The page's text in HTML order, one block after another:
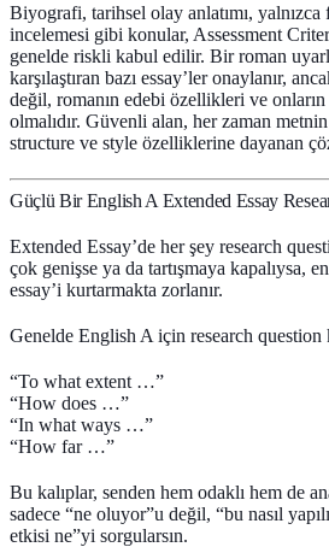
Biyografi, tarihsel olay anlatımı,
incelemesi gibi konular, Assessment
genelde riskli kabul edilir. Bir roman
karşılaştıran bazı essay’ler onaylanır,
değil, romanın edebi özellikleri ve onların
olmalıdır. Güvenli alan, her zaman
structure ve style özelliklerine dayanan
Güçlü Bir English A Extended Essay
Extended Essay’de her şey research
çok genişse ya da tartışmaya kapalıysa,
essay’i kurtarmakta zorlanır.
Genelde English A için research question
“To what extent …”
“How does …”
“In what ways …”
“How far …”
Bu kalıplar, senden hem odaklı hem de
sadece “ne oluyor”u değil, “bu nasıl
etkisi ne”yi sorgularsın.